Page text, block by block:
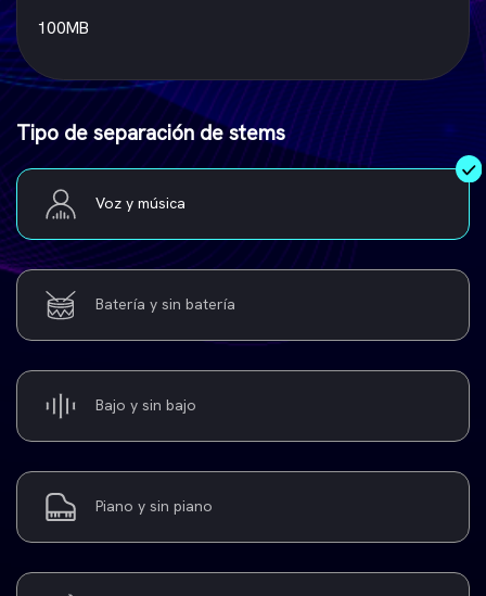
100MB
Tipo de separación de stems
Voz y música
Batería y sin batería
Bajo y sin bajo
Piano y sin piano